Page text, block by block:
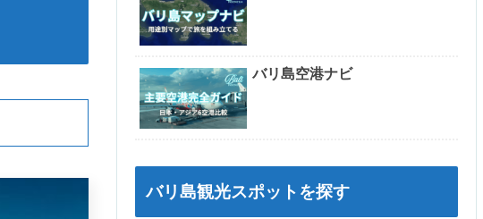
バリ島空港ナビ
バリ島観光スポットを探す